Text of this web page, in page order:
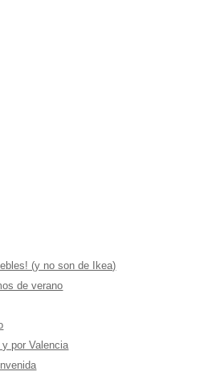
(y no son de Ikea)
de verano
por Valencia